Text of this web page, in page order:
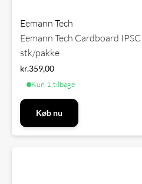
Eemann Tech
Eemann Tech Cardboard
stk/pakke
kr.359,00
Kun 1 tilbage
Køb nu